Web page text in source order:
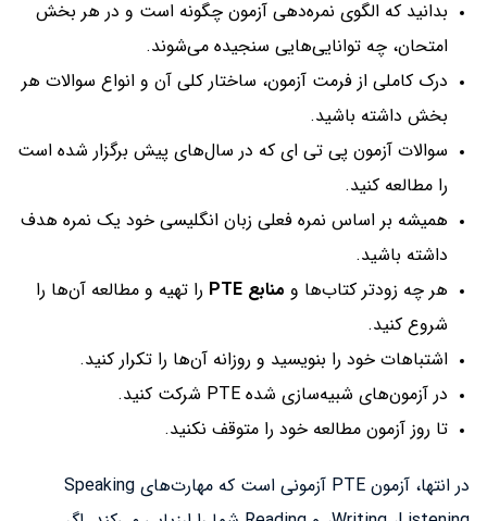
بدانید که الگوی نمره‌دهی آزمون چگونه است و در هر بخش
امتحان، چه توانایی‌هایی سنجیده می‌شوند.
درک کاملی از فرمت آزمون، ساختار کلی آن و انواع سوالات هر
بخش داشته باشید.
سوالات آزمون پی تی ای که در سال‌های پیش برگزار شده است
را مطالعه کنید.
همیشه بر اساس نمره فعلی زبان انگلیسی خود یک نمره هدف
داشته باشید.
هر چه زودتر کتاب‌ها و منابع PTE را تهیه و مطالعه آن‌ها را
شروع کنید.
اشتباهات خود را بنویسید و روزانه آن‌ها را تکرار کنید.
در آزمون‌های شبیه‌سازی شده PTE شرکت کنید.
تا روز آزمون مطالعه خود را متوقف نکنید.
در انتها، آزمون PTE آزمونی است که مهارت‌های Speaking